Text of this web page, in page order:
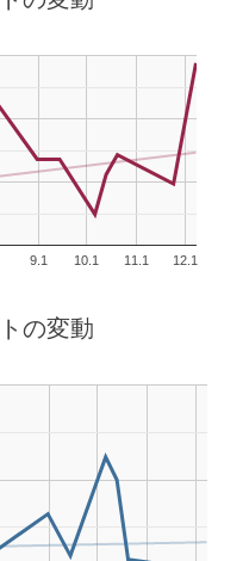
9.1 10.1 11.1 12.1
の変動